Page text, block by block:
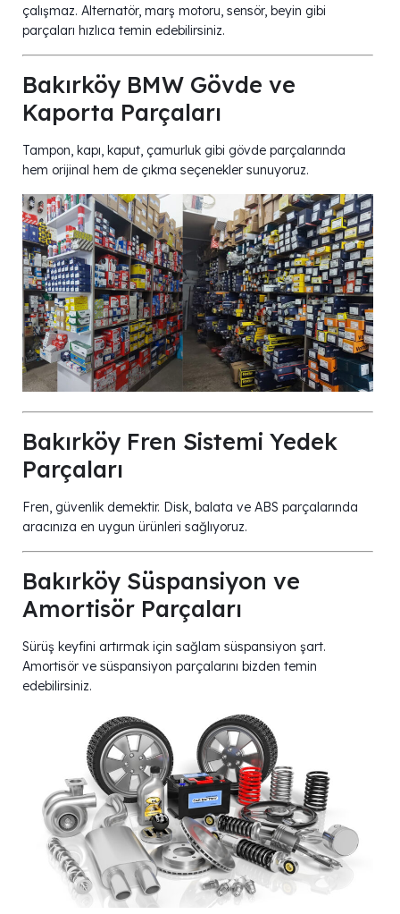
çalışmaz. Alternatör, marş motoru, sensör, beyin gibi
parçaları hızlıca temin edebilirsiniz.
Bakırköy BMW Gövde ve
Kaporta Parçaları
Tampon, kapı, kaput, çamurluk gibi gövde parçalarında
hem orijinal hem de çıkma seçenekler sunuyoruz.
Bakırköy Fren Sistemi Yedek
Parçaları
Fren, güvenlik demektir. Disk, balata ve ABS parçalarında
aracınıza en uygun ürünleri sağlıyoruz.
Bakırköy Süspansiyon ve
Amortisör Parçaları
Sürüş keyfini artırmak için sağlam süspansiyon şart.
Amortisör ve süspansiyon parçalarını bizden temin
edebilirsiniz.